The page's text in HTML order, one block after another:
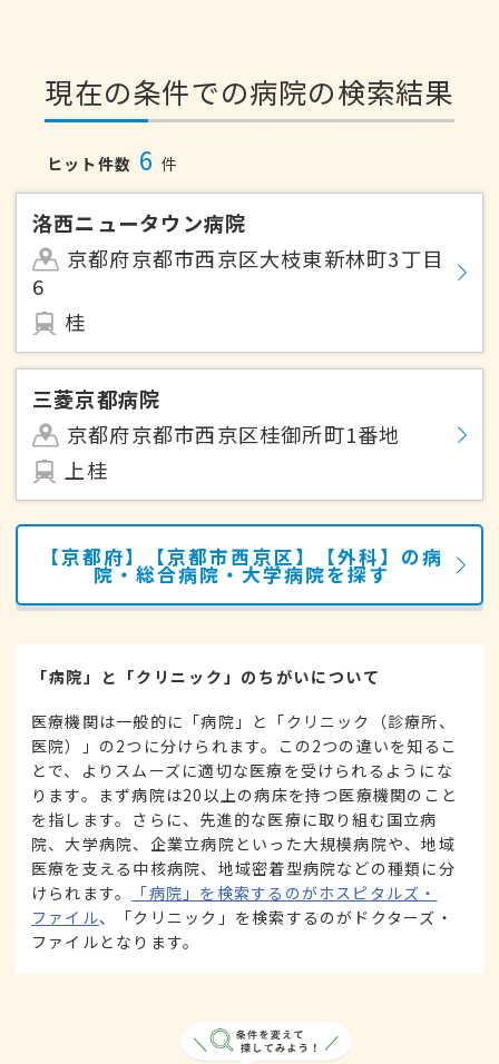
現在の条件での病院の検索結果
ヒット件数 6 件
洛西ニュータウン病院
京都府京都市西京区大枝東新林町3丁目
6
桂
三菱京都病院
京都府京都市西京区桂御所町1番地
上桂
【京都府】【京都市西京区】【外科】の病
院・総合病院・大学病院を探す
「病院」と「クリニック」のちがいについて
医療機関は一般的に「病院」と「クリニック（診療所、
医院）」の2つに分けられます。この2つの違いを知るこ
とで、よりスムーズに適切な医療を受けられるようにな
ります。まず病院は20以上の病床を持つ医療機関のこと
を指します。さらに、先進的な医療に取り組む国立病
院、大学病院、企業立病院といった大規模病院や、地域
医療を支える中核病院、地域密着型病院などの種類に分
けられます。
「病院」を検索するのがホスピタルズ・
ファイル、「クリニック」を検索するのがドクターズ・
ファイルとなります。